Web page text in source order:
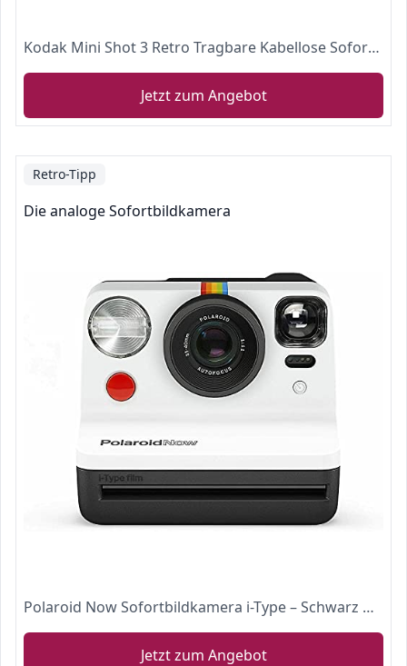
Kodak Mini Shot 3 Retro Tragbare Kabellose Sofortbildkamera und Fotodrucker, iOS & Android, Bluetooth, 76 x 76 mm, 4Pass-Technologie, 68 Blatt – Weiß
Jetzt zum Angebot
Retro-Tipp
Die analoge Sofortbildkamera
Polaroid Now Sofortbildkamera i-Type – Schwarz & Weiß - 9059
Jetzt zum Angebot